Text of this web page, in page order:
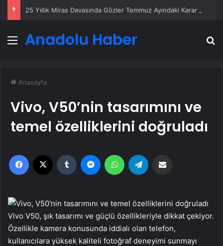
Menü
Anadolu Haber
Anasayfa
Vivo, V50’nin tasarımını ve
temel özelliklerini doğruladı
Facebook Tumblr MessengerWhatsApp
Vivo V50, şık tasarımı ve güçlü özellikleriyle dikkat çekiyor.
Özellikle kamera konusunda iddialı olan telefon,
kullanıcılara yüksek kaliteli fotoğraf deneyimi sunmayı